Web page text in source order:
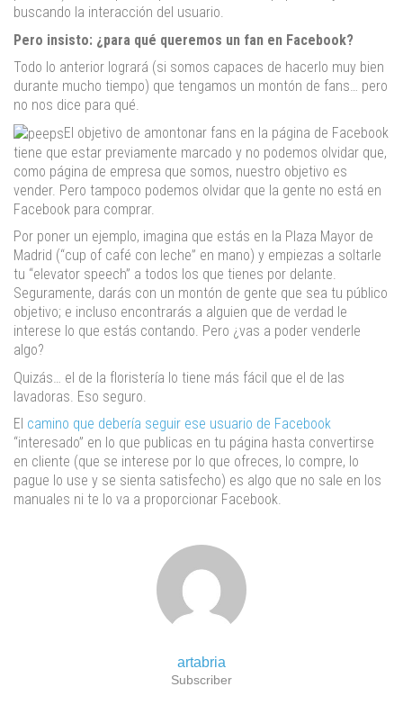
buscando la interacción del usuario.
Pero insisto: ¿para qué queremos un fan en Facebook?
Todo lo anterior logrará (si somos capaces de hacerlo muy bien
durante mucho tiempo) que tengamos un montón de fans… pero
no nos dice para qué.
El objetivo de amontonar fans en la página de Facebook
tiene que estar previamente marcado y no podemos olvidar que,
como página de empresa que somos, nuestro objetivo es
vender. Pero tampoco podemos olvidar que la gente no está en
Facebook para comprar.
Por poner un ejemplo, imagina que estás en la Plaza Mayor de
Madrid (“cup of café con leche” en mano) y empiezas a soltarle
tu “elevator speech” a todos los que tienes por delante.
Seguramente, darás con un montón de gente que sea tu público
objetivo; e incluso encontrarás a alguien que de verdad le
interese lo que estás contando. Pero ¿vas a poder venderle
algo?
Quizás… el de la floristería lo tiene más fácil que el de las
lavadoras. Eso seguro.
El camino que debería seguir ese usuario de Facebook
“interesado” en lo que publicas en tu página hasta convertirse
en cliente (que se interese por lo que ofreces, lo compre, lo
pague lo use y se sienta satisfecho) es algo que no sale en los
manuales ni te lo va a proporcionar Facebook.
artabria
Subscriber